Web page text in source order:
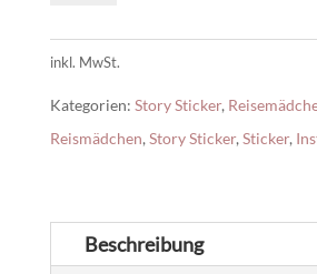
Menge
inkl. MwSt.
Kategorien: Story Sticker,
Reismädchen, Story Sticker, Sticker,
Beschreibung